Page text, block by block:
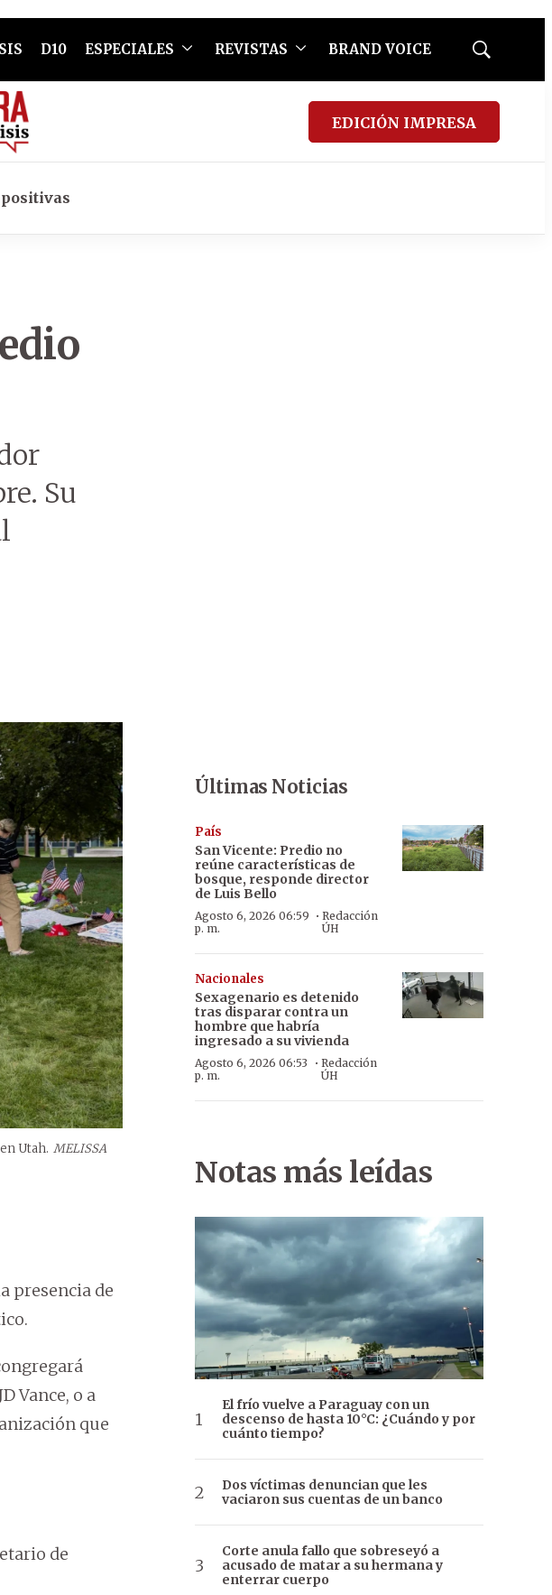
D10 ESPECIALES REVISTAS BRAND VOICE
Mostrar
EDICIÓN IMPRESA
Su
Utah. MELISSA
presencia de
Vance, o a
que
de
Últimas Noticias
País
San Vicente: Predio no
reúne características de
bosque, responde director
de Luis Bello
Agosto 6, 2026 06:59
p. m.
· Redacción
ÚH
Nacionales
Sexagenario es detenido
tras disparar contra un
hombre que habría
ingresado a su vivienda
Agosto 6, 2026 06:53
p. m.
· Redacción
ÚH
Notas más leídas
El frío vuelve a Paraguay con un
descenso de hasta 10°C: ¿Cuándo y por
cuánto tiempo?
Dos víctimas denuncian que les
vaciaron sus cuentas de un banco
Corte anula fallo que sobreseyó a
acusado de matar a su hermana y
enterrar cuerpo